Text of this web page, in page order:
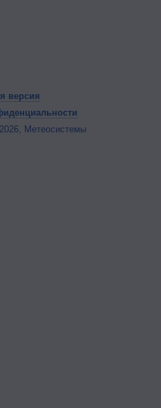
версия
Метеосистемы